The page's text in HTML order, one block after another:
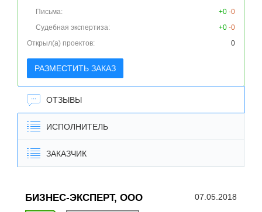
Письма:
+0 -0
Судебная экспертиза:
+0 -0
Открыл(а) проектов:
0
РАЗМЕСТИТЬ ЗАКАЗ
ОТЗЫВЫ
ИСПОЛНИТЕЛЬ
ЗАКАЗЧИК
БИЗНЕС-ЭКСПЕРТ, ООО 07.05.2018